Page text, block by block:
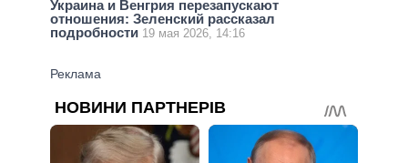
Украина и Венгрия перезапускают
отношения: Зеленский рассказал
подробности 19 мая 2026, 14:16